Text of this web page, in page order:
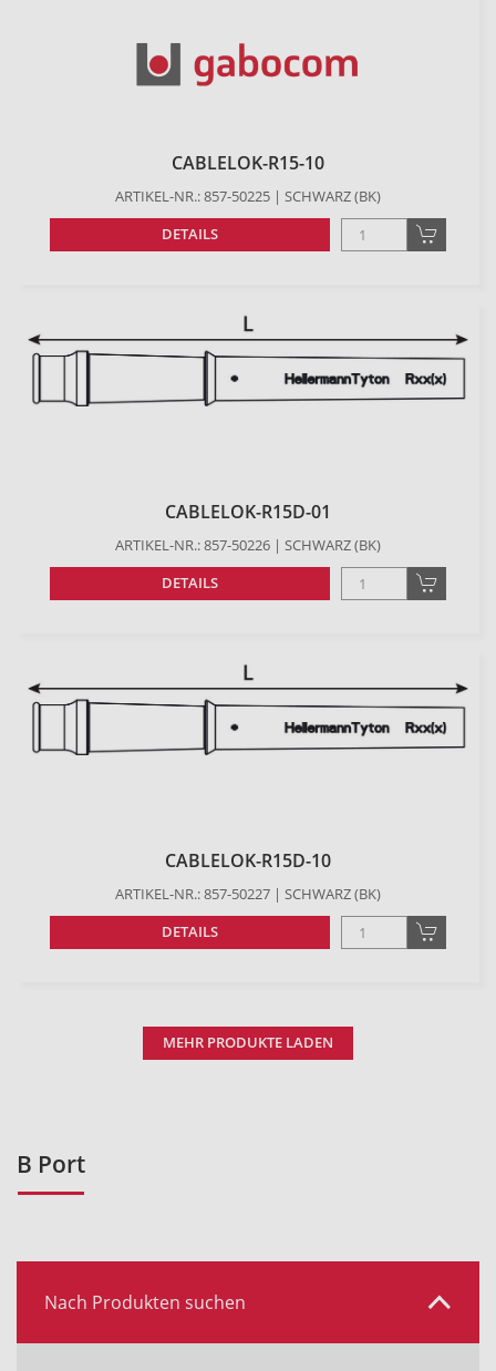
CABLELOK-R15-10
ARTIKEL-NR.: 857-50225 | SCHWARZ (BK)
DETAILS
CABLELOK-R15D-01
ARTIKEL-NR.: 857-50226 | SCHWARZ (BK)
DETAILS
CABLELOK-R15D-10
ARTIKEL-NR.: 857-50227 | SCHWARZ (BK)
DETAILS
MEHR PRODUKTE LADEN
B Port
Nach Produkten suchen